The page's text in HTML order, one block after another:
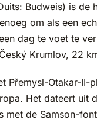
Budweis) is
om als een
dag te voet te
Krumlov, 22
Přemysl-Otakar-II-
Het dateert uit
met de Samson-